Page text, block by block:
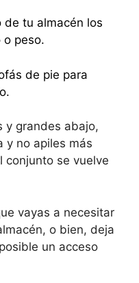
de tu almacén los
o peso.
de pie para
y grandes abajo,
y no apiles más
conjunto se vuelve
vayas a necesitar
o bien, deja
un acceso